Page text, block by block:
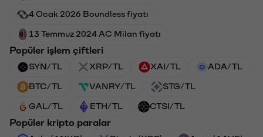
4 Ocak 2026 Boundless fiyatı
13 Temmuz 2024 AC Milan fiyatı
Popüler işlem çiftleri
SYN/TL XRP/TL XAI/TL ADA/TL
BTC/TL VANRY/TL STG/TL
GAL/TL ETH/TL CTSI/TL
Popüler kripto paralar